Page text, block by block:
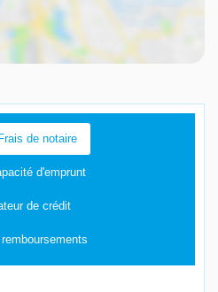
de notaire
d'emprunt
de crédit